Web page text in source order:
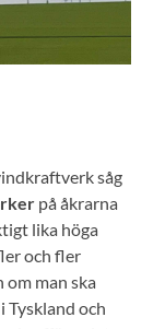
såg
på åkrarna
lika höga
och fler
om man ska
Tyskland och